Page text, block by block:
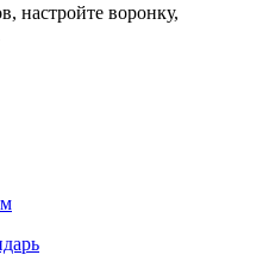
настройте воронку,